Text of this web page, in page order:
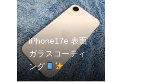
iPhone17e 表面
ガラスコーティ
ング